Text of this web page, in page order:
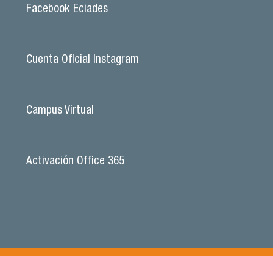
Facebook Eciades
Cuenta Oficial Instagram
Campus Virtual
Activación Office 365